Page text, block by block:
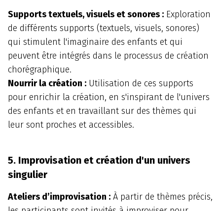
Supports textuels, visuels et sonores : Exploration
de différents supports (textuels, visuels, sonores)
qui stimulent l'imaginaire des enfants et qui
peuvent être intégrés dans le processus de création
chorégraphique.
Nourrir la création : Utilisation de ces supports
pour enrichir la création, en s'inspirant de l'univers
des enfants et en travaillant sur des thèmes qui
leur sont proches et accessibles.
5. Improvisation et création d'un univers
singulier
Ateliers d’improvisation : À partir de thèmes précis,